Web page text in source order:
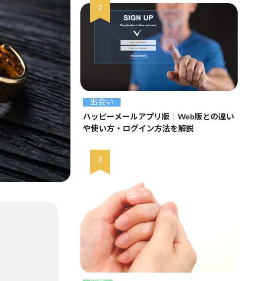
出会い
ハッピーメールアプリ版｜Web版との違い
や使い方・ログイン方法を解説